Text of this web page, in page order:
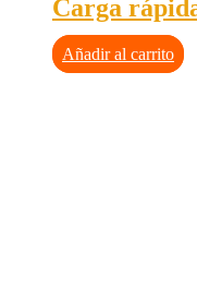
Carga
Añadir al carrito